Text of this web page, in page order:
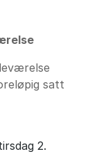
satt
2.